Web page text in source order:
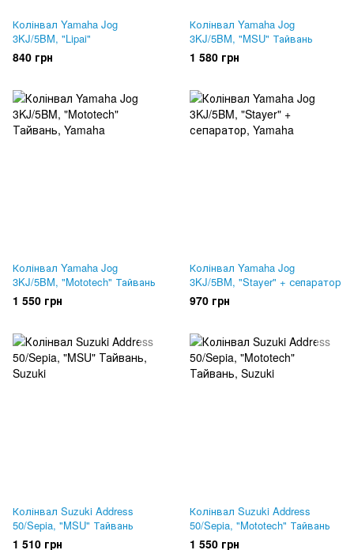
Колінвал Yamaha Jog
3KJ/5BM, "Lipai"
840 грн
Колінвал Yamaha Jog
3KJ/5BM, "MSU" Тайвань
1 580 грн
Колінвал Yamaha Jog
3KJ/5BM, "Mototech" Тайвань
1 550 грн
Колінвал Yamaha Jog
3KJ/5BM, "Stayer" + сепаратор
970 грн
Колінвал Suzuki Address
50/Sepia, "MSU" Тайвань
1 510 грн
Колінвал Suzuki Address
50/Sepia, "Mototech" Тайвань
1 550 грн